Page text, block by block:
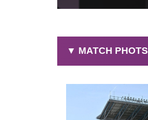
▼ MATCH PHOTS